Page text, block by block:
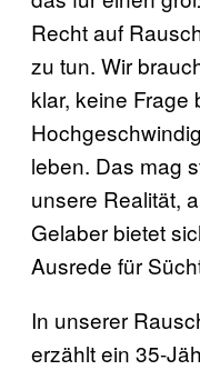
Recht auf
zu tun. Wir
klar, keine Frage
leben. Das mag
unsere Realität,
Gelaber bietet
Ausrede für
In unserer
erzählt ein 35-